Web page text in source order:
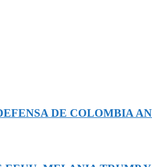
DE COLOMBIA